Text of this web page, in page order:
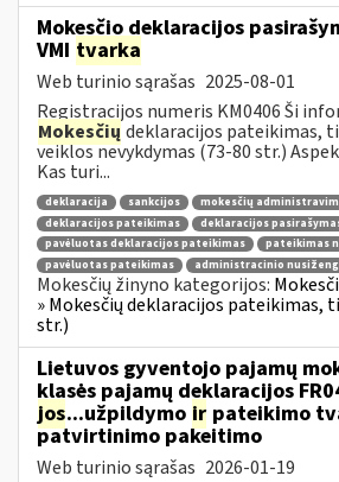
Mokesčio deklaracijos
VMI tvarka
Web turinio sąrašas 2025-08-01
Registracijos numeris KM0406 Ši
Mokesčių deklaracijos pateikimas,
veiklos nevykdymas (73-80 str.)
Kas turi...
deklaracija sankcijos
mokesčių
deklaracijos pateikimas
deklaracijos
pavėluotas deklaracijos pateikimas
pateikimas
pavėluotas pateikimas
administracinio
Mokesčių žinyno kategorijos:
» Mokesčių deklaracijos pateikimas,
str.)
Lietuvos gyventojo pajamų
klasės pajamų deklaracijos
jos...užpildymo ir pateikimo
patvirtinimo pakeitimo
Web turinio sąrašas 2026-01-19